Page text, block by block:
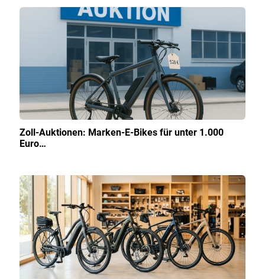
Zoll-Auktionen: Marken-E-Bikes für unter 1.000
Euro…